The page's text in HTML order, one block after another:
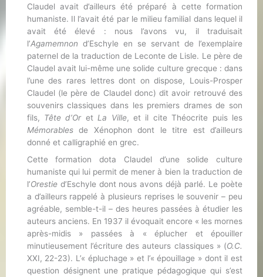
Claudel avait d’ailleurs été préparé à cette formation
humaniste. Il l’avait été par le milieu familial dans lequel il
avait été élevé : nous l’avons vu, il traduisait
l’Agamemnon d’Eschyle en se servant de l’exemplaire
paternel de la traduction de Leconte de Lisle. Le père de
Claudel avait lui-même une solide culture grecque : dans
l’une des rares lettres dont on dispose, Louis-Prosper
Claudel (le père de Claudel donc) dit avoir retrouvé des
souvenirs classiques dans les premiers drames de son
fils, Tête d’Or et La Ville, et il cite Théocrite puis les
Mémorablesde Xénophon dont le titre est d’ailleurs
donné et calligraphié en grec.
Cette formation dota Claudel d’une solide culture
humaniste qui lui permit de mener à bien la traduction de
l’Orestied’Eschyle dont nous avons déjà parlé. Le poète
a d’ailleurs rappelé à plusieurs reprises le souvenir – peu
agréable, semble-t-il – des heures passées à étudier les
auteurs anciens. En 1937 il évoquait encore « les mornes
après-midis » passées à « éplucher et épouiller
minutieusement l’écriture des auteurs classiques » (O.C.
XXI, 22-23). L’« épluchage » et l’« épouillage » dont il est
question désignent une pratique pédagogique qui s’est